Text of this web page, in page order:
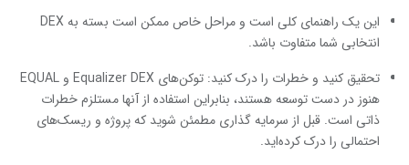
این یک راهنمای کلی است و مراحل خاص ممکن است بسته به DEX
انتخابی شما متفاوت باشد.
تحقیق کنید و خطرات را درک کنید: توکن‌های Equalizer DEX و EQUAL
هنوز در دست توسعه هستند، بنابراین استفاده از آنها مستلزم خطرات
ذاتی است. قبل از سرمایه گذاری مطمئن شوید که پروژه و ریسک‌های
احتمالی را درک کرده‌اید.